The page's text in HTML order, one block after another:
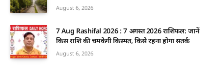
August 6, 2026
7 Aug Rashifal 2026 : 7 अगस्त 2026 राशिफल: जानें
किस राशि की चमकेगी किस्मत, किसे रहना होगा सतर्क
August 6, 2026